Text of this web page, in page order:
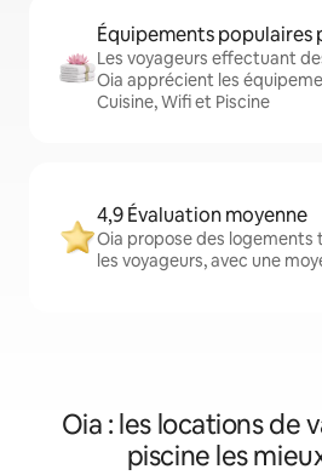
Équipements populaires
Les voyageurs effectuant
Oia apprécient les
Cuisine, Wifi et Piscine
4,9 Évaluation moyenne
Oia propose des logements
les voyageurs, avec une
Oia : les locations de
piscine les